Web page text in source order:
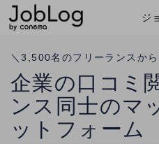
ジ
＼3,500名のフリーランスから
企業の口コミ
ンス同士のマ
ットフォーム